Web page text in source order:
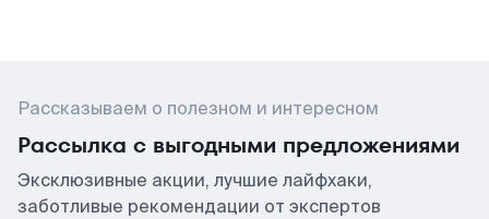
Рассказываем о полезном и интересном
Рассылка с выгодными предложениями
Эксклюзивные акции, лучшие лайфхаки,
заботливые рекомендации от экспертов